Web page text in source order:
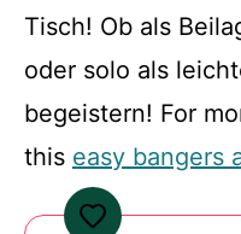
Tisch! Ob als
oder solo als
begeistern! For
this easy bangers